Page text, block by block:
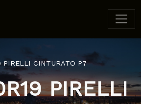
PIRELLI CINTURATO P7
PIRELLI